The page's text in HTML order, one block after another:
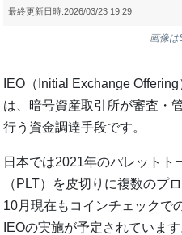
最終更新日時:2026/03/23 19:29
画像は
IEO（Initial Exchange Offering
は、暗号資産取引所が審査・
行う資金調達手段です。
日本では2021年のパレットト
（PLT）を皮切りに複数のプ
10月現在もコインチェックで
IEOの実施が予定されています